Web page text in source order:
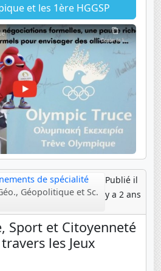
et les 1ère HGGSP
de spécialité
Géopolitique et Sc.
Publié il
y a 2 ans
Sport et Citoyenneté
les Jeux